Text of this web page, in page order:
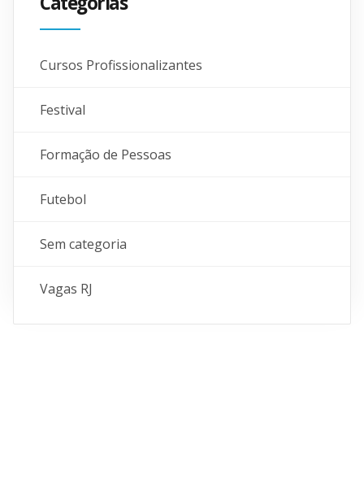
Cursos Profissionalizantes
Festival
Formação de Pessoas
Futebol
Sem categoria
Vagas RJ